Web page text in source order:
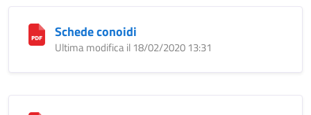
Schede conoidi
Ultima modifica il 18/02/2020 13:31